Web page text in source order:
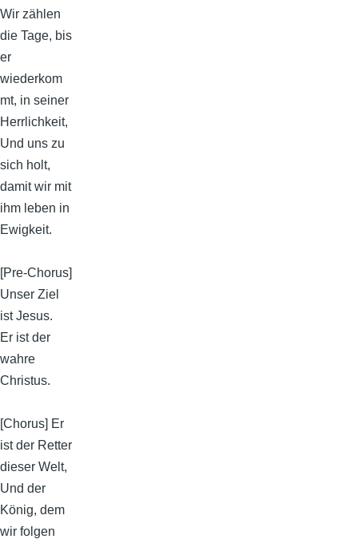
Wir zählen
die Tage, bis
er
wiederkom
mt, in seiner
Herrlichkeit,
Und uns zu
sich holt,
damit wir mit
ihm leben in
Ewigkeit.
[Pre-Chorus]
Unser Ziel
ist Jesus.
Er ist der
wahre
Christus.
[Chorus] Er
ist der Retter
dieser Welt,
Und der
König, dem
wir folgen